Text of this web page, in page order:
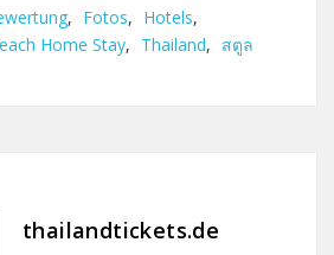
, Fotos, Hotels,
Home Stay, Thailand, สตูล
thailandtickets.de